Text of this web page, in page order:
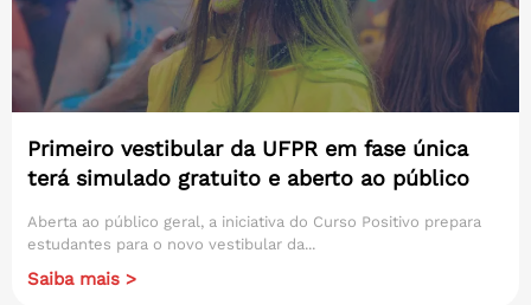
Primeiro vestibular da UFPR em fase única
terá simulado gratuito e aberto ao público
Aberta ao público geral, a iniciativa do Curso Positivo prepara
estudantes para o novo vestibular da...
Saiba mais >